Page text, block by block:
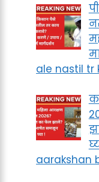
ale nastil tr
aarakshan